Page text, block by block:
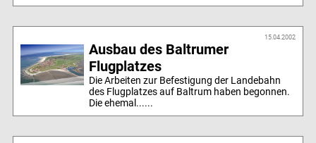
15.04.2002
Ausbau des Baltrumer
Flugplatzes
Die Arbeiten zur Befestigung der Landebahn
des Flugplatzes auf Baltrum haben begonnen.
Die ehemal......